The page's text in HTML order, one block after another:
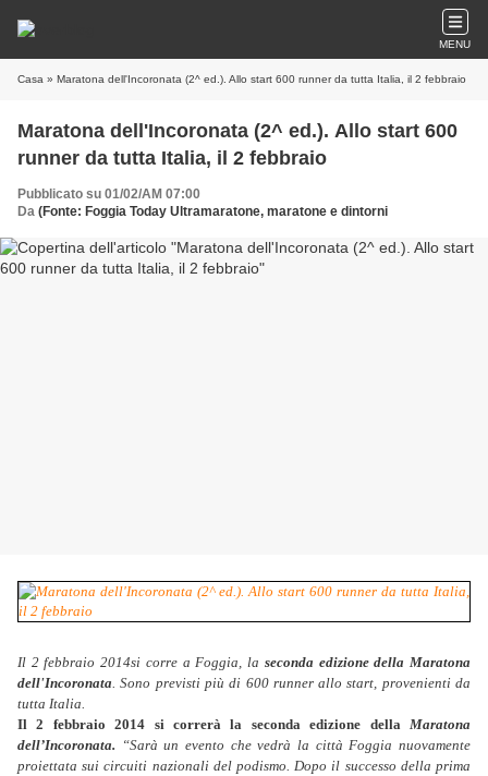
MENU
Casa » Maratona dell'Incoronata (2^ ed.). Allo start 600 runner da tutta Italia, il 2 febbraio
Maratona dell'Incoronata (2^ ed.). Allo start 600
runner da tutta Italia, il 2 febbraio
Pubblicato su 01/02/AM 07:00
Da (Fonte: Foggia Today Ultramaratone, maratone e dintorni
Il 2 febbraio 2014si corre a Foggia, la seconda edizione della Maratona
dell'Incoronata. Sono previsti più di 600 runner allo start, provenienti da
tutta Italia.
Il 2 febbraio 2014 si correrà la seconda edizione della Maratona
dell’Incoronata. “Sarà un evento che vedrà la città Foggia nuovamente
proiettata sui circuiti nazionali del podismo. Dopo il successo della prima